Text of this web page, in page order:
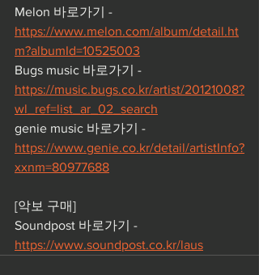
Melon 바로가기 -
https://www.melon.com/album/detail.ht
m?albumId=10525003
Bugs music 바로가기 -
https://music.bugs.co.kr/artist/20121008?
wl_ref=list_ar_02_search
genie music 바로가기 -
https://www.genie.co.kr/detail/artistInfo?
xxnm=80977688
[악보 구매]
Soundpost 바로가기 -
https://www.soundpost.co.kr/laus